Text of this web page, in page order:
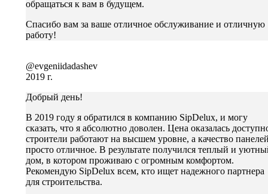
обращаться к вам в будущем.
Спасибо вам за ваше отличное обслуживание и отличную
работу!
@evgeniidadashev
2019 г.
Добрый день!
В 2019 году я обратился в компанию SipDelux, и могу
сказать, что я абсолютно доволен. Цена оказалась
строители работают на высшем уровне, а качество
просто отличное. В результате получился теплый и
дом, в котором проживаю с огромным комфортом.
Рекомендую SipDelux всем, кто ищет надежного партнера
для строительства.